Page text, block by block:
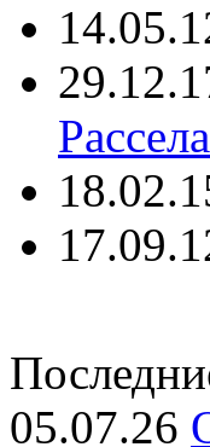
05.07.26